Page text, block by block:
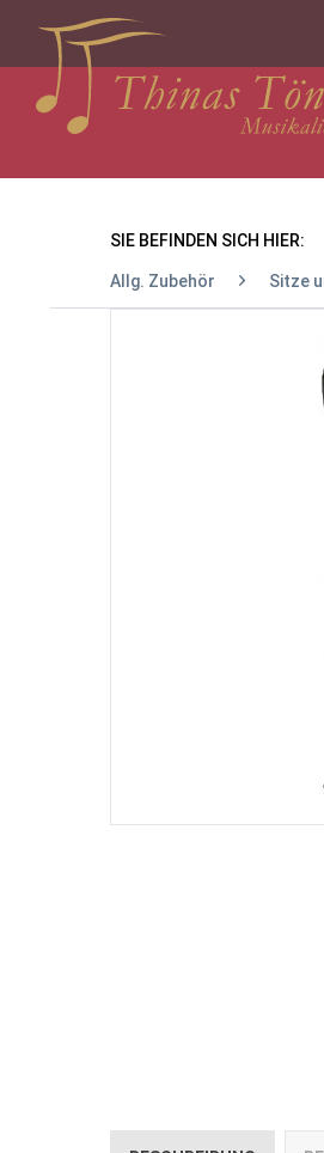
SIE BEFINDEN SICH HIER:
Allg. Zubehör Sitze